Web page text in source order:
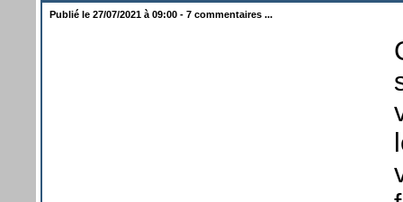
Publié le 27/07/2021 à 09:00 - 7 commentaires ...